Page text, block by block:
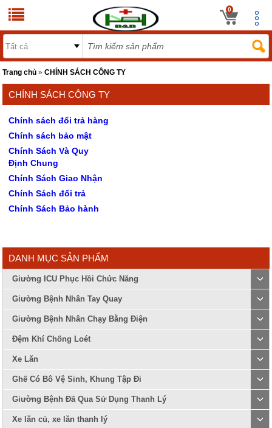
0
Trang chủ »CHÍNH SÁCH CÔNG TY
CHÍNH SÁCH CÔNG TY
Chính sách đổi trả hàng
Chính sách bảo mật
Chính Sách Và Quy
Định Chung
Chính Sách Giao Nhận
Chính Sách đổi trả
Chính Sách Bảo hành
DANH MỤC SẢN PHẨM
Giường ICU Phục Hồi Chức Năng
Giường Bệnh Nhân Tay Quay
Giường Bệnh Nhân Chạy Bằng Điện
Đệm Khí Chống Loét
Xe Lăn
Ghế Có Bô Vệ Sinh, Khung Tập Đi
Giường Bệnh Đã Qua Sử Dụng Thanh Lý
Xe lăn củ, xe lăn thanh lý